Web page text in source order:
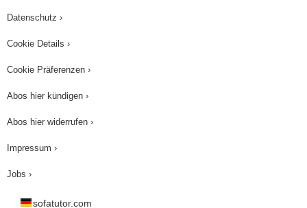
Wasserstoffbrücken, B) polare Gruppen, die
Disulfidbrücken und F) Chelatkomplexe. Bei den
Kräften A) bis F) handelt es sich um sogenannte
unerlässlich für den Aufbau von Proteinen und
Peptiden, für deren Tertiär- und Quartärstruktur.
Datenschutz ›
Cookie Details ›
Cookie Präferenzen ›
Abos hier kündigen ›
Abos hier widerrufen ›
Impressum ›
Jobs ›
sofatutor.com